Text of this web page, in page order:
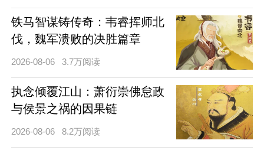
铁马智谋铸传奇：韦睿挥师北
伐，魏军溃败的决胜篇章
2026-08-06 3.7万阅读
执念倾覆江山：萧衍崇佛怠政
与侯景之祸的因果链
2026-08-06 8.2万阅读